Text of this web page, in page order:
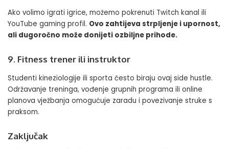
Ako volimo igrati igrice, možemo pokrenuti Twitch kanal ili
YouTube gaming profil. Ovo zahtijeva strpljenje i upornost,
ali dugoročno može donijeti ozbiljne prihode.
9. Fitness trener ili instruktor
Studenti kineziologije ili sporta često biraju ovaj side hustle.
Održavanje treninga, vođenje grupnih programa ili online
planova vježbanja omogućuje zaradu i povezivanje struke s
praksom.
Zaključak